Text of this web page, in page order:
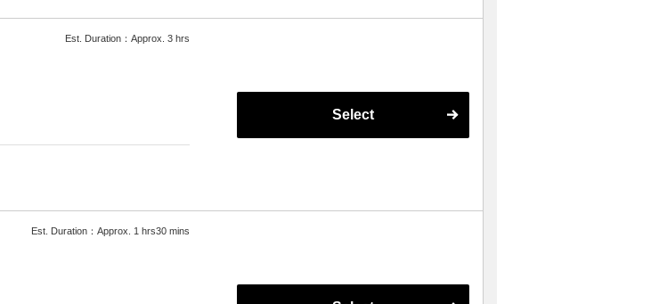
お願いしております。
Est. Duration：Approx. 3 hrs
金が前後する場合がございます。
Select
Est. Duration：Approx. 1 hrs30 mins